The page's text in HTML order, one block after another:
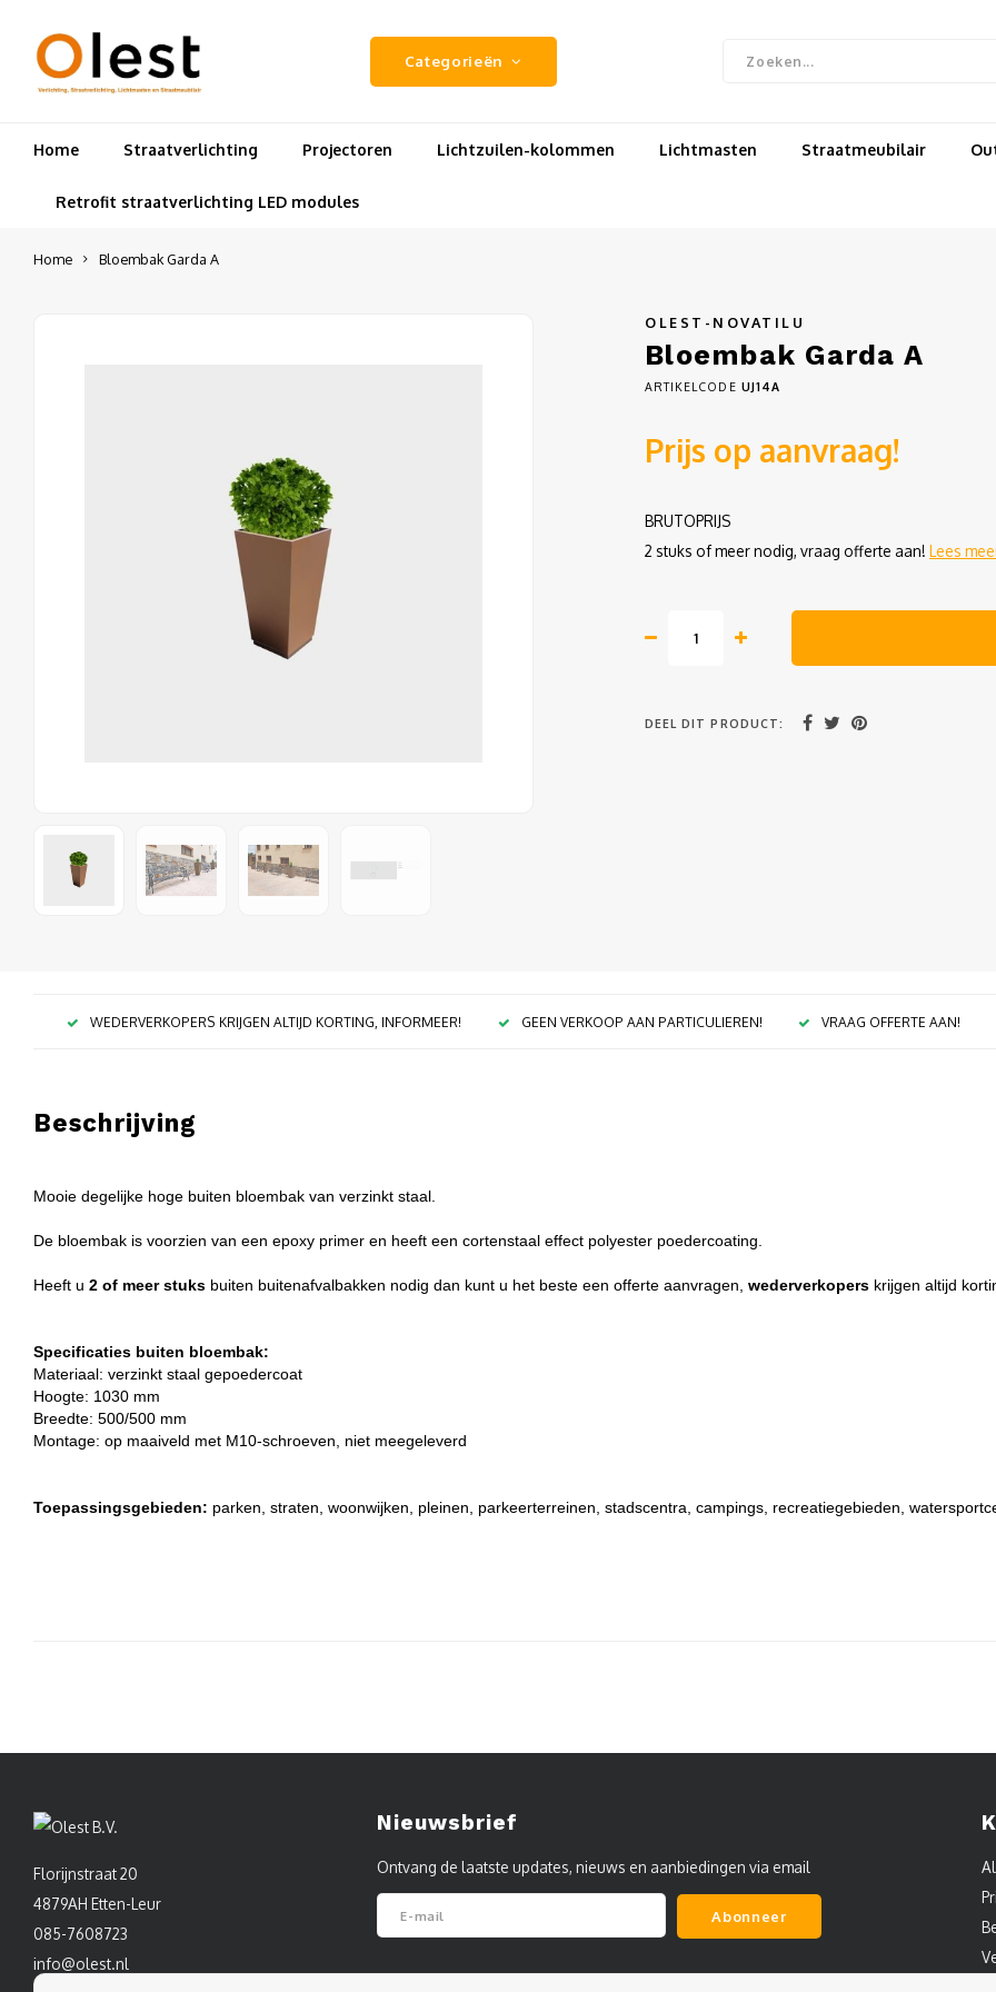
Categorieën
Home Straatverlichting Projectoren Lichtzuilen-kolommen Lichtmasten Straatmeubilair
Retrofit straatverlichting LED modules
Home Bloembak Garda A
OLEST-NOVATILU
Bloembak Garda A
ARTIKELCODE UJ14A
Prijs op aanvraag!
BRUTOPRIJS
2 stuks of meer nodig, vraag offerte aan! Lees
DEEL DIT PRODUCT:
WEDERVERKOPERS KRIJGEN ALTIJD KORTING, INFORMEER! GEEN VERKOOP AAN PARTICULIEREN! VRAAG OFFERTE AAN!
Beschrijving
Mooie degelijke hoge buiten bloembak van verzinkt staal.
De bloembak is voorzien van een epoxy primer en heeft een cortenstaal effect polyester poedercoating.
Heeft u 2 of meer stuks buiten buitenafvalbakken nodig dan kunt u het beste een offerte aanvragen, wederverkopers krijgen altijd
Specificaties buiten bloembak:
Materiaal: verzinkt staal gepoedercoat
Hoogte: 1030 mm
Breedte: 500/500 mm
Montage: op maaiveld met M10-schroeven, niet meegeleverd
Toepassingsgebieden: parken, straten, woonwijken, pleinen, parkeerterreinen, stadscentra, campings, recreatiegebieden,
Florijnstraat 20
4879AH Etten-Leur
085-7608723
info@olest.nl
Nieuwsbrief
Ontvang de laatste updates, nieuws en aanbiedingen via email
Abonneer